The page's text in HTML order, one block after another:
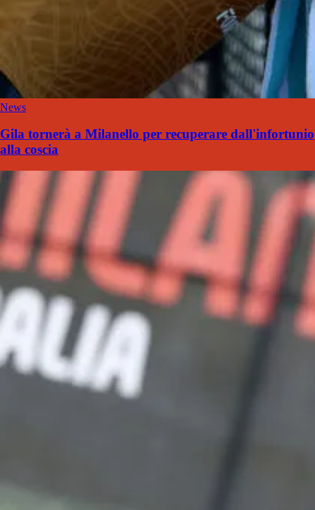
News
Gila tornerà a Milanello per recuperare dall'infortunio
alla coscia